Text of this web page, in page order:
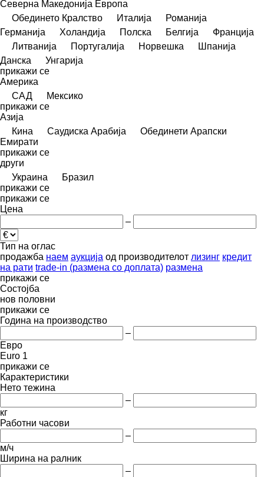
Северна Македонија Европа
Обединето Кралство
Италија
Романија
Германија
Холандија Полска Белгија
Франција
Литванија
Португалија Норвешка
Шпанија
Данска
Унгарија
прикажи се
Америка
САД
Мексико
прикажи се
Азија
Кина
Саудиска Арабија
Обединети Арапски
Емирати
прикажи се
други
Украина
Бразил
прикажи се
прикажи се
Цена
–
Тип на оглас
продажба наем аукција од производителот лизинг кредит
на рати trade-in (размена со доплата) размена
прикажи се
Состојба
нов половни
прикажи се
Година на производство
–
Евро
Euro 1
прикажи се
Карактеристики
Нето тежина
–
кг
Работни часови
–
м/ч
Ширина на ралник
–